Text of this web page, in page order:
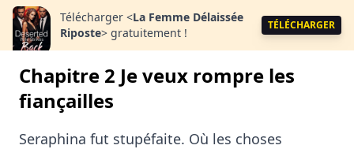
Télécharger <La Femme Délaissée
Riposte> gratuitement !
TÉLÉCHARGER
Chapitre 2 Je veux rompre les
fiançailles
Seraphina fut stupéfaite. Où les choses